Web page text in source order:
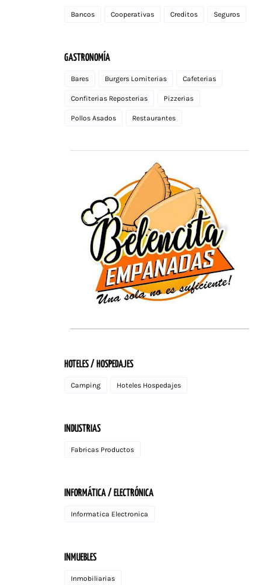
Bancos Cooperativas Creditos Seguros
GASTRONOMÍA
Bares Burgers Lomiterias Cafeterias
Confiterias Reposterias Pizzerias
Pollos Asados Restaurantes
HOTELES / HOSPEDAJES
Camping Hoteles Hospedajes
INDUSTRIAS
Fabricas Productos
INFORMÁTICA / ELECTRÓNICA
Informatica Electronica
INMUEBLES
Inmobiliarias